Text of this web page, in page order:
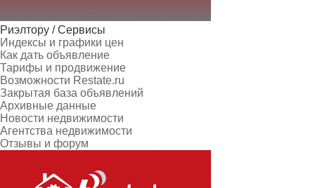
Риэлтору / Сервисы
Индексы и графики цен
Как дать объявление
Тарифы и продвижение
Возможности Restate.ru
Закрытая база объявлений
Архивные данные
Новости недвижимости
Агентства недвижимости
Отзывы и форум